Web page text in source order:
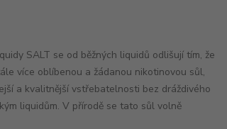
SALT se od běžných liquidů odlišují tím, že
více oblíbenou a žádanou nikotinovou sůl,
a kvalitnější vstřebatelnosti bez dráždivého
liquidům. V přírodě se tato sůl volně